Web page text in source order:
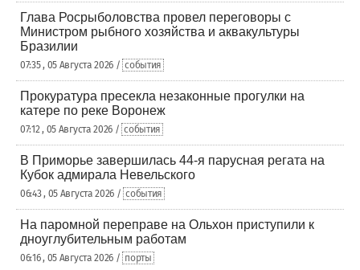
Глава Росрыболовства провел переговоры с
Министром рыбного хозяйства и аквакультуры
Бразилии
07:35 , 05 Августа 2026 / события
Прокуратура пресекла незаконные прогулки на
катере по реке Воронеж
07:12 , 05 Августа 2026 / события
В Приморье завершилась 44-я парусная регата на
Кубок адмирала Невельского
06:43 , 05 Августа 2026 / события
На паромной переправе на Ольхон приступили к
дноуглубительным работам
06:16 , 05 Августа 2026 / порты